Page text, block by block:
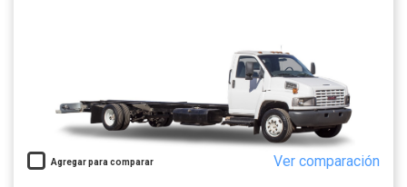
Agregar para comparar Ver comparación